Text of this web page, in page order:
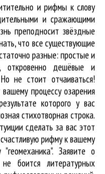
и рифмы к слову
и сражающими
преподносит звёздные
что все существующие
разные: простые и
откровенно дешёвые и
не стоит отчаиваться!
процессу озарения
которого у вас
стихотворная строка.
сделать за вас этот
рифму к вашему
Заявите о
боится литературных